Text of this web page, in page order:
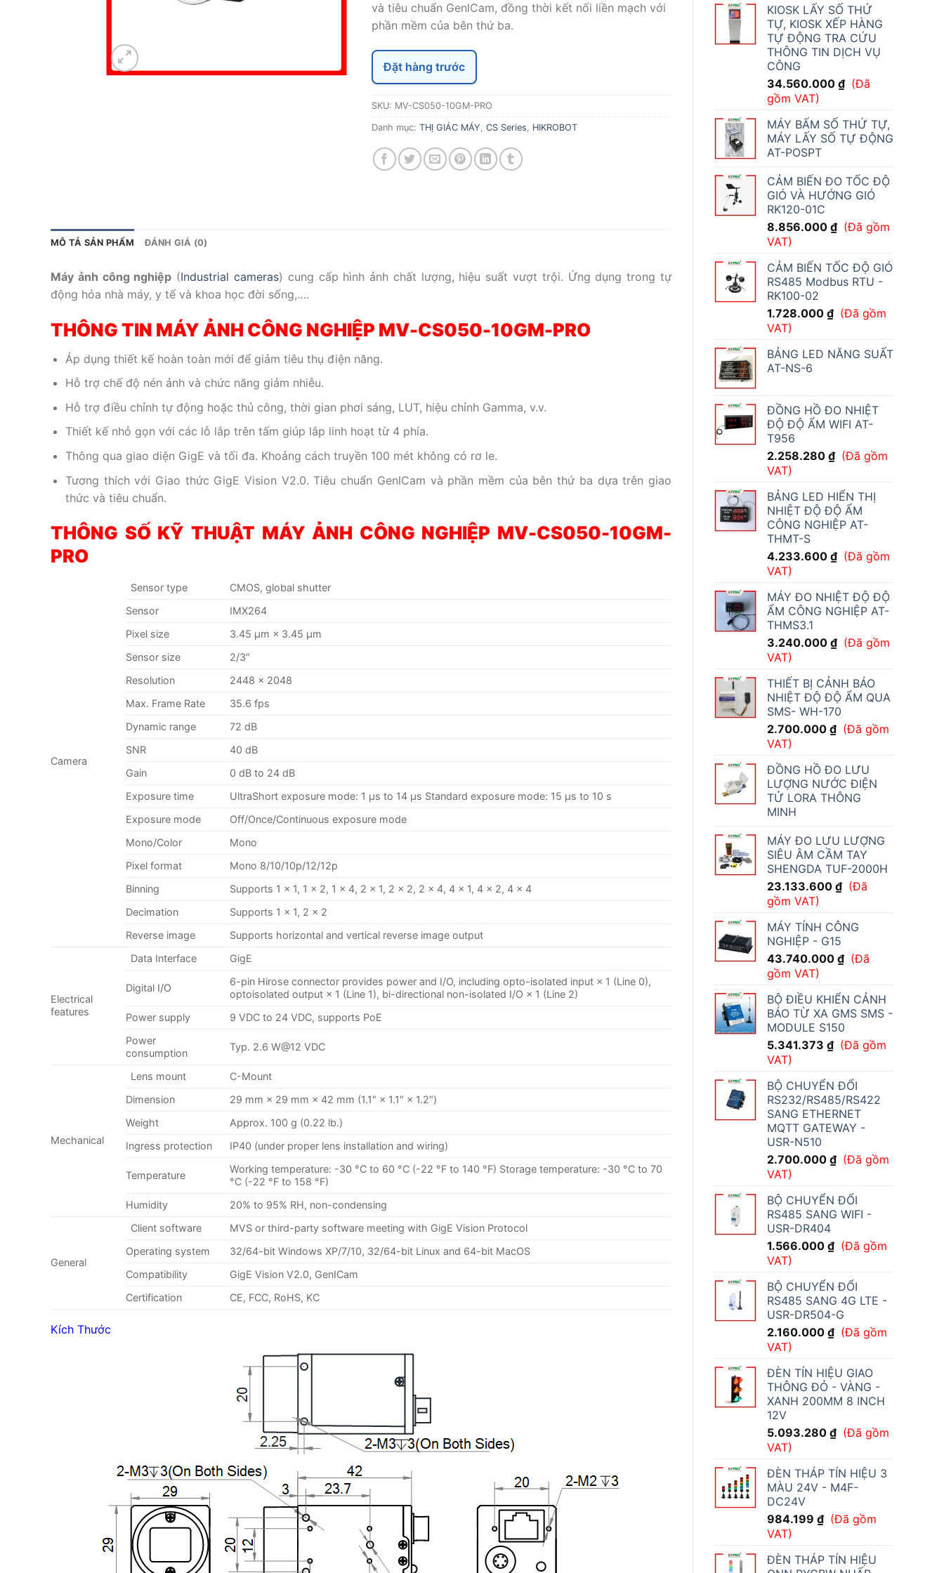
KIOSK LẤY SỐ THỨ
TỰ, KIOSK XẾP HÀNG
TỰ ĐỘNG TRA CỨU
THÔNG TIN DỊCH VỤ
CÔNG
34.560.000 ₫ (Đã
gồm VAT)
MÁY BẤM SỐ THỨ TỰ,
MÁY LẤY SỐ TỰ ĐỘNG
AT-POSPT
CẢM BIẾN ĐO TỐC ĐỘ
GIÓ VÀ HƯỚNG GIÓ
RK120-01C
8.856.000 ₫ (Đã gồm
VAT)
CẢM BIẾN TỐC ĐỘ GIÓ
RS485 Modbus RTU -
RK100-02
1.728.000 ₫ (Đã gồm
VAT)
BẢNG LED NĂNG SUẤT
AT-NS-6
ĐỒNG HỒ ĐO NHIỆT
ĐỘ ĐỘ ẨM WIFI AT-
T956
2.258.280 ₫ (Đã gồm
VAT)
BẢNG LED HIỂN THỊ
NHIỆT ĐỘ ĐỘ ẨM
CÔNG NGHIỆP AT-
THMT-S
4.233.600 ₫ (Đã gồm
VAT)
MÁY ĐO NHIỆT ĐỘ ĐỘ
ẨM CÔNG NGHIỆP AT-
THMS3.1
3.240.000 ₫ (Đã gồm
VAT)
THIẾT BỊ CẢNH BÁO
NHIỆT ĐỘ ĐỘ ẨM QUA
SMS- WH-170
2.700.000 ₫ (Đã gồm
VAT)
ĐỒNG HỒ ĐO LƯU
LƯỢNG NƯỚC ĐIỆN
TỬ LORA THÔNG
MINH
MÁY ĐO LƯU LƯỢNG
SIÊU ÂM CẦM TAY
SHENGDA TUF-2000H
23.133.600 ₫ (Đã
gồm VAT)
MÁY TÍNH CÔNG
NGHIỆP - G15
43.740.000 ₫ (Đã
gồm VAT)
BỘ ĐIỀU KHIỂN CẢNH
BÁO TỪ XA GMS SMS -
MODULE S150
5.341.373 ₫ (Đã gồm
VAT)
BỘ CHUYỂN ĐỔI
RS232/RS485/RS422
SANG ETHERNET
MQTT GATEWAY -
USR-N510
2.700.000 ₫ (Đã gồm
VAT)
BỘ CHUYỂN ĐỔI
RS485 SANG WIFI -
USR-DR404
1.566.000 ₫ (Đã gồm
VAT)
BỘ CHUYỂN ĐỔI
RS485 SANG 4G LTE -
USR-DR504-G
2.160.000 ₫ (Đã gồm
VAT)
ĐÈN TÍN HIỆU GIAO
THÔNG ĐỎ - VÀNG -
XANH 200MM 8 INCH
12V
5.093.280 ₫ (Đã gồm
VAT)
ĐÈN THÁP TÍN HIỆU 3
MÀU 24V - M4F-
DC24V
984.199 ₫ (Đã gồm
VAT)
ĐÈN THÁP TÍN HIỆU
và tiêu chuẩn GenlCam, đồng thời kết nối liền mạch với
phần mềm của bên thứ ba.
Đặt hàng trước
SKU: MV-CS050-10GM-PRO
Danh mục: THỊ GIÁC MÁY, CS Series, HIKROBOT
MÔ TẢ SẢN PHẨM ĐÁNH GIÁ (0)
Máy ảnh công nghiệp (Industrial cameras) cung cấp hình ảnh chất lượng, hiệu suất vượt trội. Ứng dụng trong tự
động hóa nhà máy, y tế và khoa học đời sống,….
THÔNG TIN MÁY ẢNH CÔNG NGHIỆP MV-CS050-10GM-PRO
Áp dụng thiết kế hoàn toàn mới để giảm tiêu thụ điện năng.
Hỗ trợ chế độ nén ảnh và chức năng giảm nhiễu.
Hỗ trợ điều chỉnh tự động hoặc thủ công, thời gian phơi sáng, LUT, hiệu chỉnh Gamma, v.v.
Thiết kế nhỏ gọn với các lỗ lắp trên tấm giúp lắp linh hoạt từ 4 phía.
Thông qua giao diện GigE và tối đa. Khoảng cách truyền 100 mét không có rơ le.
Tương thích với Giao thức GigE Vision V2.0. Tiêu chuẩn GenlCam và phần mềm của bên thứ ba dựa trên giao
thức và tiêu chuẩn.
THÔNG SỐ KỸ THUẬT MÁY ẢNH CÔNG NGHIỆP MV-CS050-10GM-
PRO
Camera
Sensor type
CMOS, global shutter
Sensor
IMX264
Pixel size
3.45 μm × 3.45 μm
Sensor size
2/3″
Resolution
2448 × 2048
Max. Frame Rate
35.6 fps
Dynamic range
72 dB
SNR
40 dB
Gain
0 dB to 24 dB
Exposure time
UltraShort exposure mode: 1 μs to 14 μs Standard exposure mode: 15 μs to 10 s
Exposure mode
Off/Once/Continuous exposure mode
Mono/Color
Mono
Pixel format
Mono 8/10/10p/12/12p
Binning
Supports 1 × 1, 1 × 2, 1 × 4, 2 × 1, 2 × 2, 2 × 4, 4 × 1, 4 × 2, 4 × 4
Decimation
Supports 1 × 1, 2 × 2
Reverse image
Supports horizontal and vertical reverse image output
Electrical
features
Data Interface GigE
Digital I/O
6-pin Hirose connector provides power and I/O, including opto-isolated input × 1 (Line 0),
optoisolated output × 1 (Line 1), bi-directional non-isolated I/O × 1 (Line 2)
Power supply
9 VDC to 24 VDC, supports PoE
Power
consumption
Typ. 2.6 W@12 VDC
Mechanical
Lens mount
C-Mount
Dimension
29 mm × 29 mm × 42 mm (1.1″ × 1.1″ × 1.2″)
Weight
Approx. 100 g (0.22 lb.)
Ingress protection
IP40 (under proper lens installation and wiring)
Temperature
Working temperature: -30 °C to 60 °C (-22 °F to 140 °F) Storage temperature: -30 °C to 70
°C (-22 °F to 158 °F)
Humidity
20% to 95% RH, non-condensing
General
Client software
MVS or third-party software meeting with GigE Vision Protocol
Operating system
32/64-bit Windows XP/7/10, 32/64-bit Linux and 64-bit MacOS
Compatibility
GigE Vision V2.0, GenICam
Certification
CE, FCC, RoHS, KC
Kích Thước